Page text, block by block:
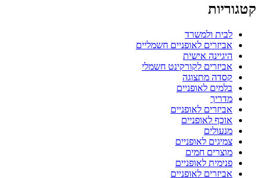
קטגוריות
לבית ולמשרד
אביזרים לאופניים חשמליים
היגיינה אישית
אביזרים לקורקינט חשמלי
קסדה מתצוגה
בלמים לאופניים
מדריך
אביזרים לאופניים
אוכף לאופניים
מנעולים
צמיגים לאופניים
מוצרים חמים
פנימית לאופניים
אביזרים לאופניים